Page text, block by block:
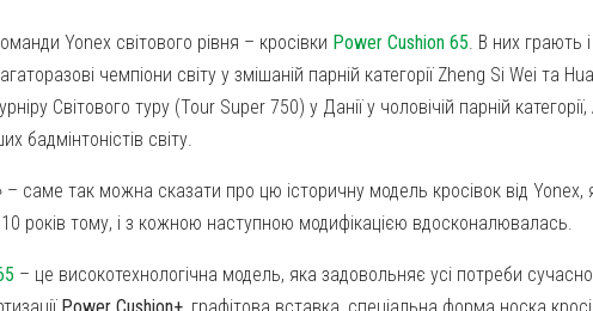
Yonex світового рівня – кросівки Power Cushion 65. В них грають
чемпіони світу у змішаній парній категорії Zheng Si Wei та
Світового туру (Tour Super 750) у Данії у чоловічій парній
бадмінтоністів світу.
– саме так можна сказати про цю історичну модель кросівок від
років тому, і з кожною наступною модифікацією вдосконалювалась.
– це високотехнологічна модель, яка задовольняє усі потреби